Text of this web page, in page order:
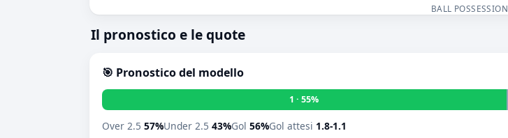
BALL POSSESSION
Il pronostico e le quote
🎯 Pronostico del modello
1 · 55%
Over 2.5 57%Under 2.5 43%Gol 56%Gol attesi 1.8-1.1